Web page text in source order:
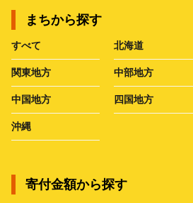
まちから探す
すべて 北海道
関東地方 中部地方
中国地方 四国地方
沖縄
寄付金額から探す